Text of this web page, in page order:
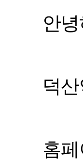
안
덕
홈